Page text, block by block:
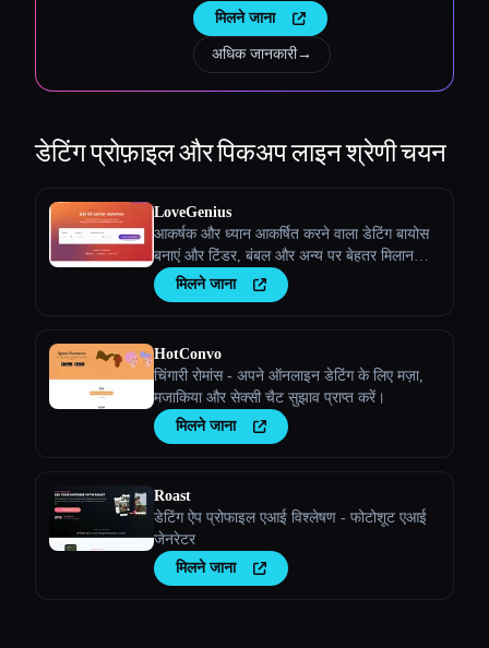
मिलने जाना
अधिक जानकारी→
डेटिंग प्रोफ़ाइल और पिकअप लाइनश्रेणी चयन
LoveGenius
आकर्षक और ध्यान आकर्षित करने वाला डेटिंग बायोस
बनाएं और टिंडर, बंबल और अन्य पर बेहतर मिलान
प्राप्त करें!
मिलने जाना
HotConvo
चिंगारी रोमांस - अपने ऑनलाइन डेटिंग के लिए मज़ा,
मजाकिया और सेक्सी चैट सुझाव प्राप्त करें।
मिलने जाना
Roast
डेटिंग ऐप प्रोफाइल एआई विश्लेषण - फोटोशूट एआई
जेनरेटर
मिलने जाना